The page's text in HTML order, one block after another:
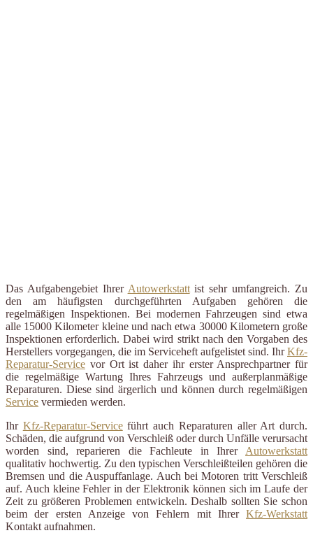
Das Aufgabengebiet Ihrer Autowerkstattist sehr umfangreich. Zu
den am häufigsten durchgeführten Aufgaben gehören die
regelmäßigen Inspektionen. Bei modernen Fahrzeugen sind etwa
alle 15000 Kilometer kleine und nach etwa 30000 Kilometern große
Inspektionen erforderlich. Dabei wird strikt nach den Vorgaben des
Herstellers vorgegangen, die im Serviceheft aufgelistet sind. IhrKfz-
Reparatur-Service vor Ort ist daher ihr erster Ansprechpartner für
die regelmäßige Wartung Ihres Fahrzeugs und außerplanmäßige
Reparaturen. Diese sind ärgerlich und können durch regelmäßigen
Service vermieden werden.
Ihr Kfz-Reparatur-Serviceführt auch Reparaturen aller Art durch.
Schäden, die aufgrund von Verschleiß oder durch Unfälle verursacht
worden sind, reparieren die Fachleute in Ihrer Autowerkstatt
qualitativ hochwertig. Zu den typischen Verschleißteilen gehören die
Bremsen und die Auspuffanlage. Auch bei Motoren tritt Verschleiß
auf. Auch kleine Fehler in der Elektronik können sich im Laufe der
Zeit zu größeren Problemen entwickeln. Deshalb sollten Sie schon
beim der ersten Anzeige von Fehlern mit Ihrer Kfz-Werkstatt
Kontakt aufnahmen.